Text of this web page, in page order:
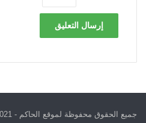
جميع الحقوق محفوظة لموقع الحاكم - 2021 ©